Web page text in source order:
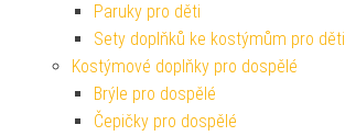
Paruky pro děti
Sety doplňků ke kostýmům pro děti
Kostýmové doplňky pro dospělé
Brýle pro dospělé
Čepičky pro dospělé